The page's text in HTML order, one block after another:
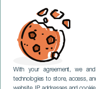
With your agreement, we
technologies to store, access,